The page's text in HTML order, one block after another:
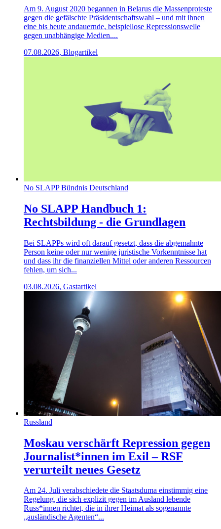
Am 9. August 2020 begannen in Belarus die Massenproteste
gegen die gefälschte Präsidentschaftswahl – und mit ihnen
eine bis heute andauernde, beispiellose Repressionswelle
gegen unabhängige Medien....
07.08.2026, Blogartikel
No SLAPP Bündnis Deutschland
No SLAPP Handbuch 1:
Rechtsbildung - die Grundlagen
Bei SLAPPs wird oft darauf gesetzt, dass die abgemahnte
Person keine oder nur wenige juristische Vorkenntnisse hat
und dass ihr die finanziellen Mittel oder anderen Ressourcen
fehlen, um sich...
03.08.2026, Gastartikel
Russland
Moskau verschärft Repression gegen
Journalist*innen im Exil – RSF
verurteilt neues Gesetz
Am 24. Juli verabschiedete die Staatsduma einstimmig eine
Regelung, die sich explizit gegen im Ausland lebende
Russ*innen richtet, die in ihrer Heimat als sogenannte
„ausländische Agenten“...